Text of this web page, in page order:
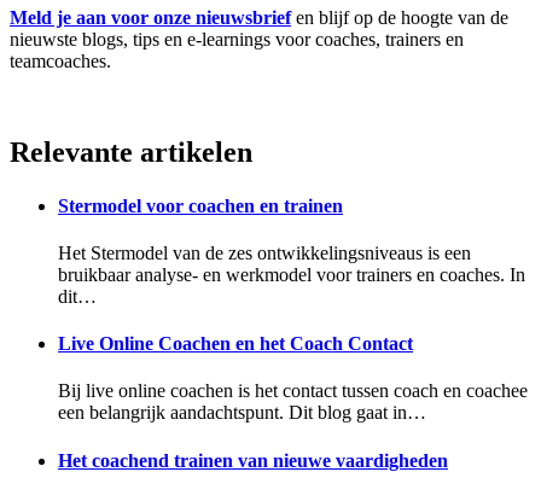
Meld je aan voor onze nieuwsbrief en blijf op de hoogte van de
nieuwste blogs, tips en e-learnings voor coaches, trainers en
teamcoaches.
Relevante artikelen
Stermodel voor coachen en trainen
Het Stermodel van de zes ontwikkelingsniveaus is een
bruikbaar analyse- en werkmodel voor trainers en coaches. In
dit…
Live Online Coachen en het Coach Contact
Bij live online coachen is het contact tussen coach en coachee
een belangrijk aandachtspunt. Dit blog gaat in…
Het coachend trainen van nieuwe vaardigheden